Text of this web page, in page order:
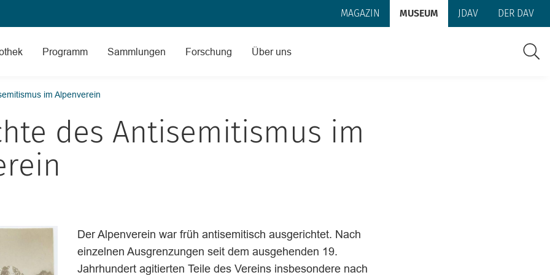
MAGAZIN MUSEUM JDAV DER DAV
Barrierefreiheit
Museumscafé und Shop
Rückblick
Benutzung und Service
Bestand und Sammlungs­geschichte
Programm
Angebote für Gruppen und
Schulklassen
Sammlungen Forschung
Vortragsreihe Die Alpen
Symposium Gipfelglück
Über uns
Stellenangebote
Presse
Suche
im Alpenverein
des Antisemitismus im
Der Alpenverein war früh antisemitisch ausgerichtet. Nach
einzelnen Ausgrenzungen seit dem ausgehenden 19.
Jahrhundert agitierten Teile des Vereins insbesondere nach